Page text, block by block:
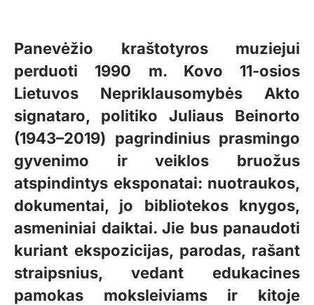
Panevėžio kraštotyros muziejui
perduoti 1990 m. Kovo 11-osios
Lietuvos Nepriklausomybės Akto
signataro, politiko Juliaus Beinorto
(1943–2019) pagrindinius prasmingo
gyvenimo ir veiklos bruožus
atspindintys eksponatai: nuotraukos,
dokumentai, jo bibliotekos knygos,
asmeniniai daiktai. Jie bus panaudoti
kuriant ekspozicijas, parodas, rašant
straipsnius, vedant edukacines
pamokas moksleiviams ir kitoje